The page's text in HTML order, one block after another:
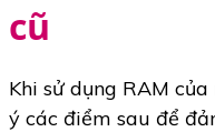
cũ
Khi sử dụng RAM
ý các điểm sau để